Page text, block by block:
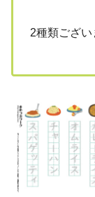
2種類ござい